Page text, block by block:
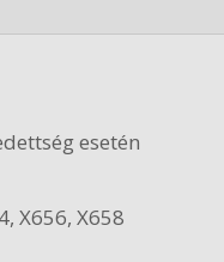
esetén
X656, X658